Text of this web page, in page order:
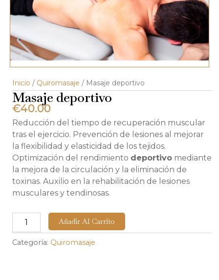
Inicio / Quiromasaje / Masaje deportivo
Masaje deportivo
€40.00
Reducción del tiempo de recuperación muscular
tras el ejercicio. Prevención de lesiones al mejorar
la flexibilidad y elasticidad de los tejidos.
Optimización del rendimiento deportivo mediante
la mejora de la circulación y la eliminación de
toxinas. Auxilio en la rehabilitación de lesiones
musculares y tendinosas.
Masaje
deportivo
cantidad
Añadir Al Carrito
Categoría: Quiromasaje